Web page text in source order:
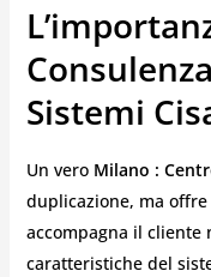
Sistemi
Un vero Milano :
duplicazione, ma offre
accompagna il cliente
caratteristiche del